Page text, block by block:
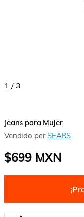
1 / 3
Jeans para Mujer
Vendido por SEARS
$699MXN